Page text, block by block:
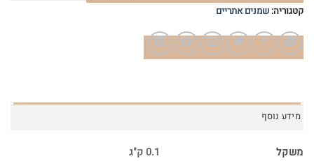
קטגוריה: שמנים אתריים
מידע נוסף
משקל 0.1 ק"ג